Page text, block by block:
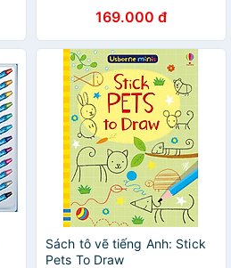
169.000 đ
Sách tô vẽ tiếng Anh: Stick
Pets To Draw